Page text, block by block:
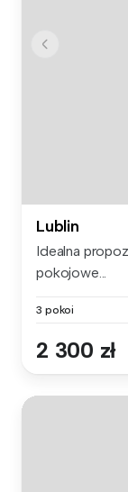
Lublin
Idealna
pokojowe...
3 pokoi
2 300 zł